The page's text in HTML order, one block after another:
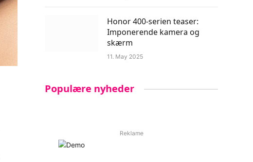
Honor 400-serien teaser:
Imponerende kamera og
skærm
11. May 2025
Populære nyheder
Reklame